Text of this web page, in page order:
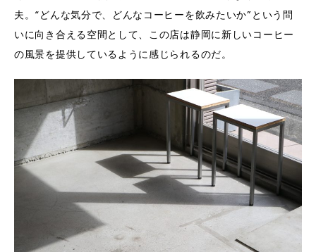
夫。“どんな気分で、どんなコーヒーを飲みたいか”という問
いに向き合える空間として、この店は静岡に新しいコーヒー
の風景を提供しているように感じられるのだ。